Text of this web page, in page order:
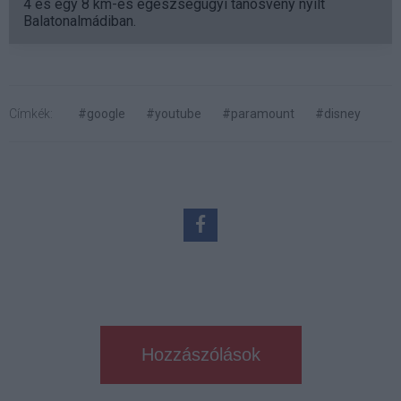
4 és egy 8 km-es egészségügyi tanösvény nyílt
Balatonalmádiban.
Címkék: #google #youtube #paramount #disney
Hozzászólások